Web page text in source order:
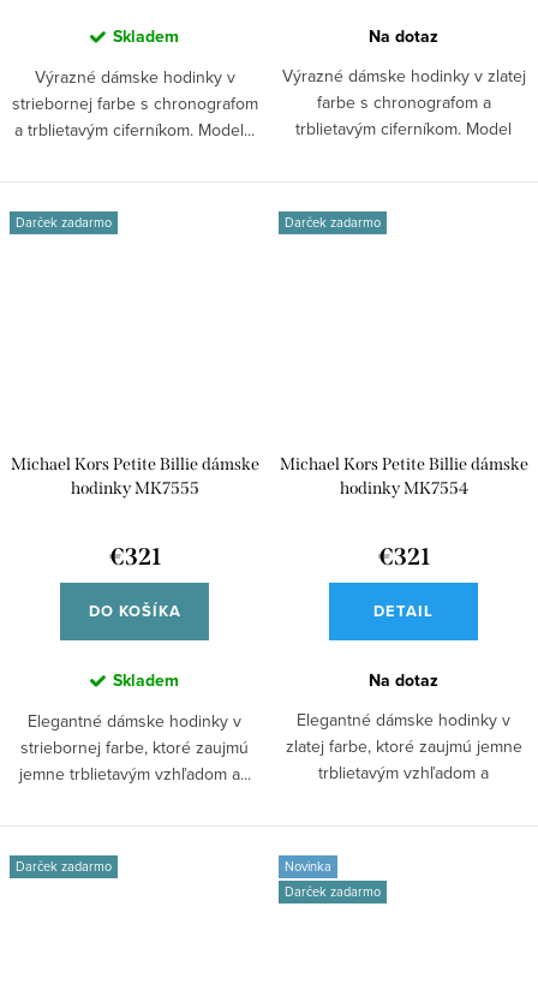
Skladem
Výrazné dámske hodinky v
striebornej farbe s chronografom
a trblietavým ciferníkom. Model...
Na dotaz
Výrazné dámske hodinky v zlatej
farbe s chronografom a
trblietavým ciferníkom. Model
Darček zadarmo
Michael Kors Petite Billie dámske
hodinky MK7555
€321
DO KOŠÍKA
Skladem
Elegantné dámske hodinky v
striebornej farbe, ktoré zaujmú
jemne trblietavým vzhľadom a...
Darček zadarmo
Michael Kors Petite Billie dámske
hodinky MK7554
€321
DETAIL
Na dotaz
Elegantné dámske hodinky v
zlatej farbe, ktoré zaujmú jemne
trblietavým vzhľadom a
Darček zadarmo
Novinka
Darček zadarmo